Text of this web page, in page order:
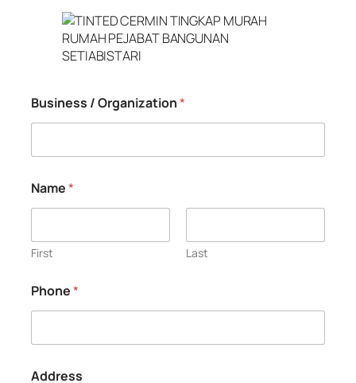
Business / Organization*
Name*
First Last
Phone*
Address